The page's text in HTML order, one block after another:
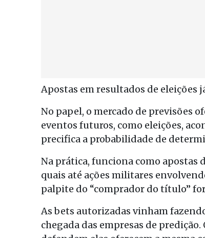
Apostas em resultados de eleições
No papel, o mercado de previsões
eventos futuros, como eleições,
precifica a probabilidade de
Na prática, funciona como apostas
quais até ações militares
palpite do “comprador do título”
As bets autorizadas vinham
chegada das empresas de